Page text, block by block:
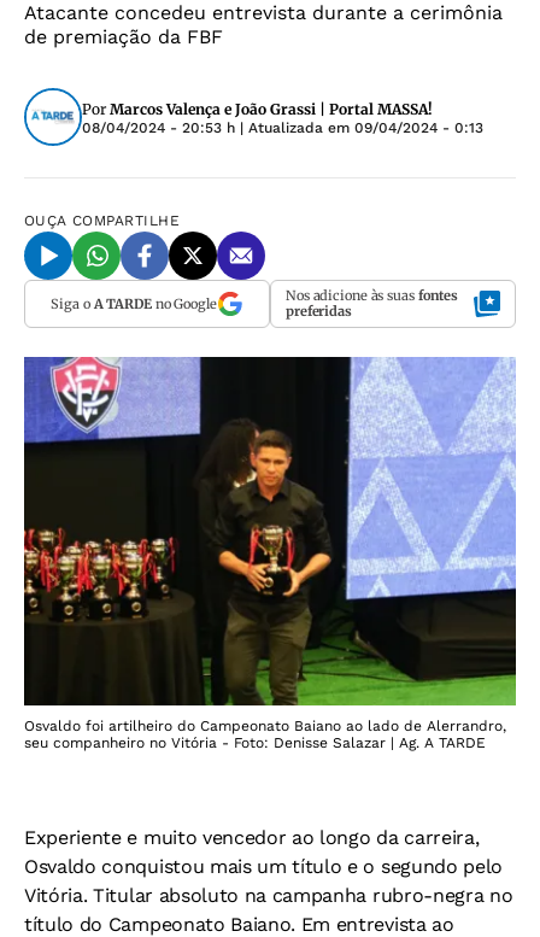
Atacante concedeu entrevista durante a cerimônia
de premiação da FBF
Por Marcos Valença e João Grassi | Portal MASSA!
08/04/2024 - 20:53 h | Atualizada em 09/04/2024 - 0:13
OUÇA COMPARTILHE
Siga o A TARDEno Google Nos adicione às suas fontes
preferidas
Osvaldo foi artilheiro do Campeonato Baiano ao lado de Alerrandro,
seu companheiro no Vitória - Foto: Denisse Salazar | Ag. A TARDE
Experiente e muito vencedor ao longo da carreira,
Osvaldo conquistou mais um título e o segundo pelo
Vitória. Titular absoluto na campanha rubro-negra no
título do Campeonato Baiano. Em entrevista ao